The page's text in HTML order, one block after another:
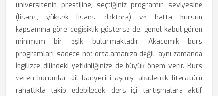
üniversitenin prestijine, seçtiğiniz programın seviyesine
(lisans, yüksek lisans, doktora) ve hatta bursun
kapsamına göre değişiklik gösterse de, genel kabul gören
minimum bir eşik bulunmaktadır. Akademik burs
programları, sadece not ortalamanıza değil, aynı zamanda
İngilizce dilindeki yetkinliğinize de büyük önem verir. Burs
veren kurumlar, dil bariyerini aşmış, akademik literatürü
rahatlıkla takip edebilecek, ders içi tartışmalara aktif